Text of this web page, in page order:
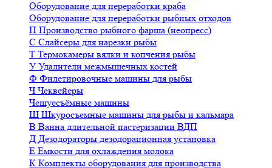
Оборудование для переработки краба
Оборудование для переработки рыбных отходов
П Производство рыбного фарша (неопресс)
С Слайсеры для нарезки рыбы
Т Термокамеры вялки и копчения рыбы
У Удалители межмышечных костей
Ф Филетировочные машины для рыбы
ЧЧеквейеры
Чешуесъёмные машины
Ш Шкуросъемные машины для рыбы и кальмара
В Ванна длительной пастеризации ВДП
Д Дезодораторы дезодорационная установка
Е Емкости для охлаждения молока
К Комплекты оборудования для производства